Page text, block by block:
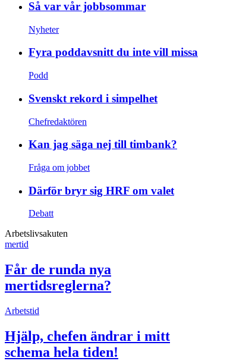
Så var vår jobbsommar
Nyheter
Fyra poddavsnitt du inte vill missa
Podd
Svenskt rekord i simpelhet
Chefredaktören
Kan jag säga nej till timbank?
Fråga om jobbet
Därför bryr sig HRF om valet
Debatt
Arbetslivsakuten
mertid
Får de runda nya
mertidsreglerna?
Arbetstid
Hjälp, chefen ändrar i mitt
schema hela tiden!